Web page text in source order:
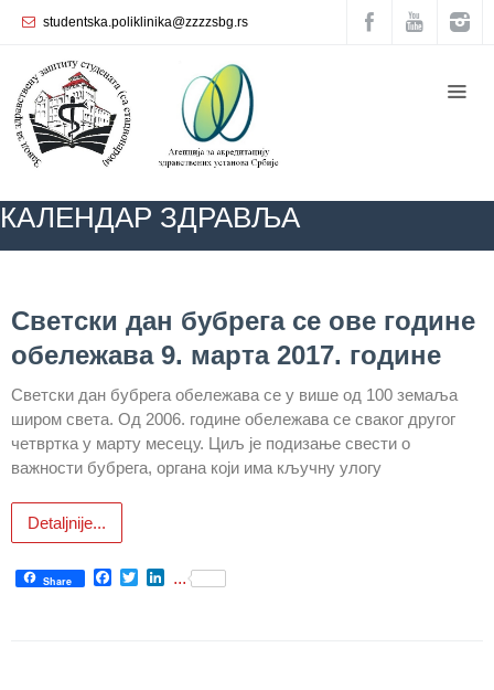
studentska.poliklinika@zzzzsbg.rs
КАЛЕНДАР ЗДРАВЉА
Светски дан бубрега се ове године
обележава 9. марта 2017. године
Светски дан бубрега обележава се у више од 100 земаља
широм света. Од 2006. године обележава се сваког другог
четвртка у марту месецу. Циљ је подизање свести о
важности бубрега, органа који има кључну улогу
Detaljnije...
Share Facebook
TwitterLinkedIn
...
Почетна
O
нама
организација
Служба
опште
Служба за
здравствену
заштиту
Служба
здравствене